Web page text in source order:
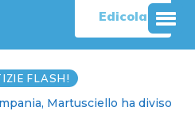
Edicola
FLASH!
Martusciello ha diviso il